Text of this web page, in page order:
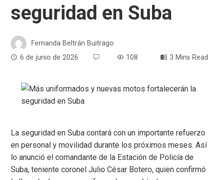
seguridad en Suba
Fernanda Beltrán Buitrago
6 de junio de 2026
108 3 Mins Read
La seguridad en Suba contará con un importante refuerzo
en personal y movilidad durante los próximos meses. Así
lo anunció el comandante de la Estación de Policía de
Suba, teniente coronel Julio César Botero, quien confirmó